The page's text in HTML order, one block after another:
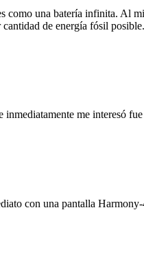
una batería infinita. Al
de energía fósil
me interesó
con una pantalla